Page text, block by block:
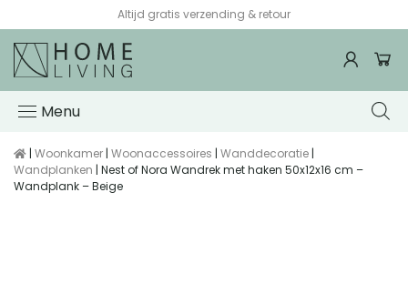
Altijd gratis verzending & retour
Menu
| Woonkamer | Woonaccessoires | Wanddecoratie |
Wandplanken | Nest of Nora Wandrek met haken 50x12x16 cm –
Wandplank – Beige